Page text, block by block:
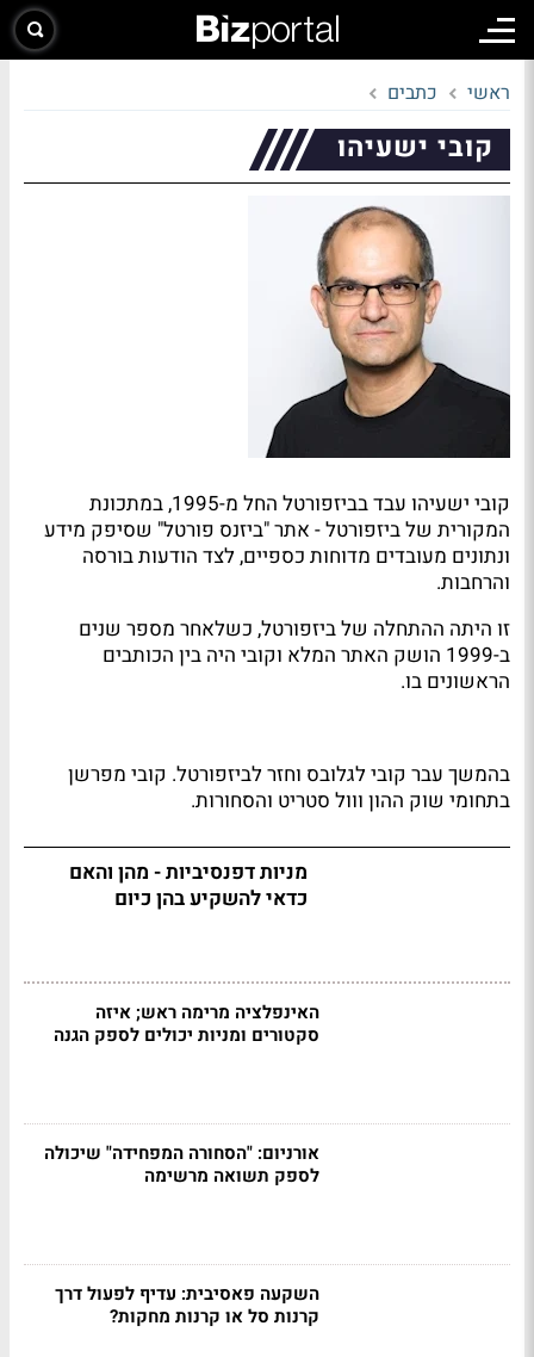
ראשי כתבים
קובי ישעיהו
קובי ישעיהו עבד בביזפורטל החל מ-1995, במתכונת
המקורית של ביזפורטל - אתר "ביזנס פורטל" שסיפק מידע
ונתונים מעובדים מדוחות כספיים, לצד הודעות בורסה
והרחבות.
זו היתה ההתחלה של ביזפורטל, כשלאחר מספר שנים
ב-1999 הושק האתר המלא וקובי היה בין הכותבים
הראשונים בו.
בהמשך עבר קובי לגלובס וחזר לביזפורטל. קובי מפרשן
בתחומי שוק ההון ווול סטריט והסחורות.
מניות דפנסיביות - מהן והאם
כדאי להשקיע בהן כיום
האינפלציה מרימה ראש; איזה
סקטורים ומניות יכולים לספק הגנה
אורניום: "הסחורה המפחידה" שיכולה
לספק תשואה מרשימה
השקעה פאסיבית: עדיף לפעול דרך
קרנות סל או קרנות מחקות?